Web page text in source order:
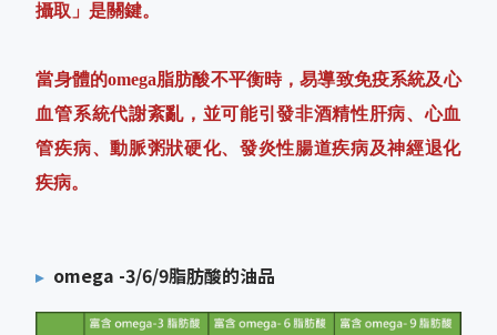
攝取」是關鍵。
當身體的omega脂肪酸不平衡時，易導致免疫系統及心
血管系統代謝紊亂，並可能引發非酒精性肝病、心血
管疾病、動脈粥狀硬化、發炎性腸道疾病及神經退化
疾病。
omega -3/6/9脂肪酸的油品